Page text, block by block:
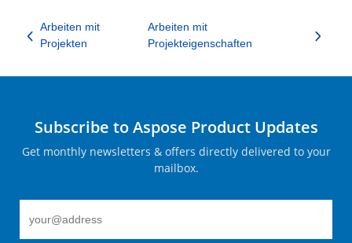
Arbeiten mit
Projekten
Arbeiten mit
Projekteigenschaften
Subscribe to Aspose Product Updates
Get monthly newsletters & offers directly delivered to your
mailbox.